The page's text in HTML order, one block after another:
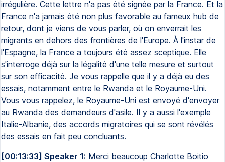
irrégulière. Cette lettre n'a pas été signée par la France. Et la
France n'a jamais été non plus favorable au fameux hub de
retour, dont je viens de vous parler, où on enverrait les
migrants en dehors des frontières de l'Europe. À l'instar de
l'Espagne, la France a toujours été assez sceptique. Elle
s'interroge déjà sur la légalité d'une telle mesure et surtout
sur son efficacité. Je vous rappelle que il y a déjà eu des
essais, notamment entre le Rwanda et le Royaume-Uni.
Vous vous rappelez, le Royaume-Uni est envoyé d'envoyer
au Rwanda des demandeurs d'asile. Il y a aussi l'exemple
Italie-Albanie, des accords migratoires qui se sont révélés
des essais en fait peu concluants.
[00:13:33] Speaker 1: Merci beaucoup Charlotte Boitio